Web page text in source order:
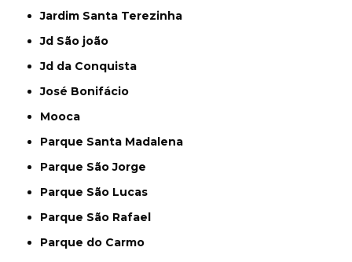
Jardim Santa Terezinha
Jd São joão
Jd da Conquista
José Bonifácio
Mooca
Parque Santa Madalena
Parque São Jorge
Parque São Lucas
Parque São Rafael
Parque do Carmo